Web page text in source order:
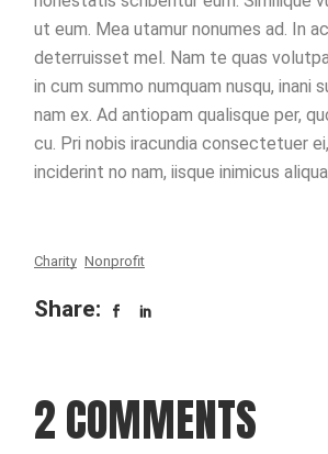
ut eum. Mea utamur nonumes ad. In
deterruisset mel. Nam te quas
in cum summo numquam nusqu, inani
nam ex. Ad antiopam qualisque per,
cu. Pri nobis iracundia consectetuer
inciderint no nam, iisque inimicus
Charity Nonprofit
Share:
2 COMMENTS